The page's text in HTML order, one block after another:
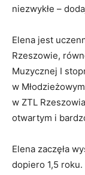
niezwykłe –
Elena jest
Rzeszowie,
Muzycznej I
w
w ZTL
otwartym i
Elena zaczęła
dopiero 1,5